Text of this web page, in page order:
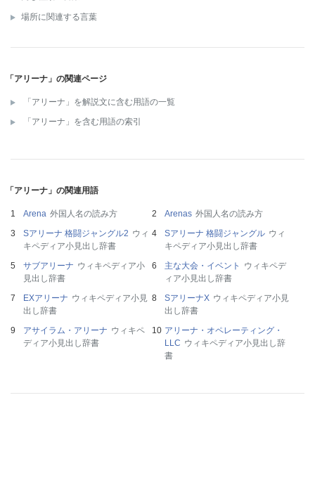
場所に関連する言葉
「アリーナ」の関連ページ
「アリーナ」を解説文に含む用語の一覧
「アリーナ」を含む用語の索引
「アリーナ」の関連用語
Arena 外国人名の読み方 Arenas 外国人名の読み方
Sアリーナ 格闘ジャングル2 ウィ
キペディア小見出し辞書
Sアリーナ 格闘ジャングル ウィ
キペディア小見出し辞書
サブアリーナ ウィキペディア小
見出し辞書
主な大会・イベント
ウィキペデ
ィア小見出し辞書
EXアリーナ ウィキペディア小見
出し辞書
SアリーナX ウィキペディア小見
出し辞書
アサイラム・アリーナ ウィキペ
ディア小見出し辞書
アリーナ・オペレーティング・
LLC ウィキペディア小見出し辞
書